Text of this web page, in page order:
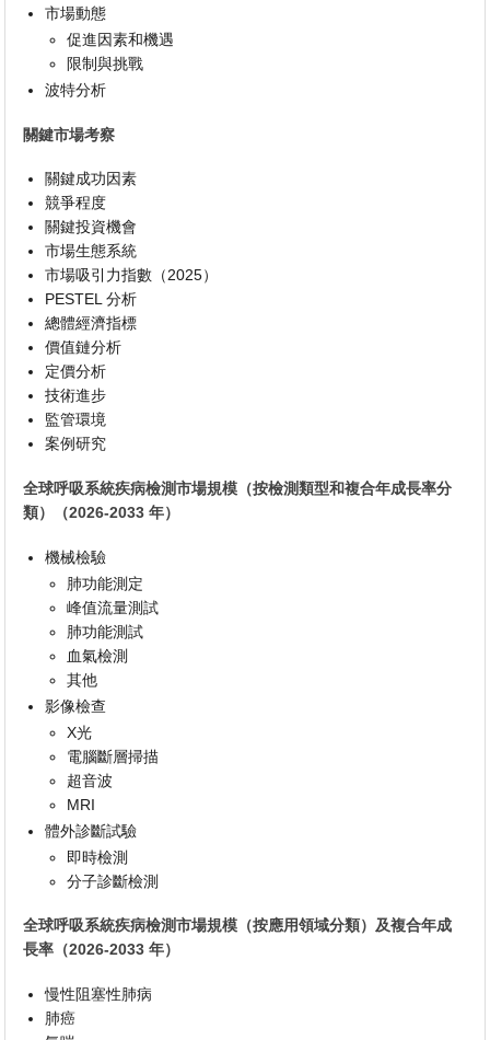
市場動態
促進因素和機遇
限制與挑戰
波特分析
關鍵市場考察
關鍵成功因素
競爭程度
關鍵投資機會
市場生態系統
市場吸引力指數（2025）
PESTEL 分析
總體經濟指標
價值鏈分析
定價分析
技術進步
監管環境
案例研究
全球呼吸系統疾病檢測市場規模（按檢測類型和複合年成長率分
類）（2026-2033 年）
機械檢驗
肺功能測定
峰值流量測試
肺功能測試
血氣檢測
其他
影像檢查
X光
電腦斷層掃描
超音波
MRI
體外診斷試驗
即時檢測
分子診斷檢測
全球呼吸系統疾病檢測市場規模（按應用領域分類）及複合年成
長率（2026-2033 年）
慢性阻塞性肺病
肺癌